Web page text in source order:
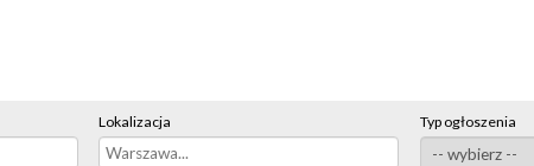
Lokalizacja Typ ogłoszenia